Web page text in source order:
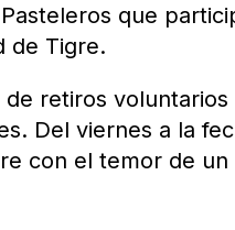
que
de Tigre.
retiros voluntarios
Del viernes a la
con el temor de un